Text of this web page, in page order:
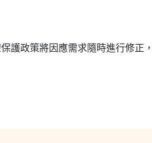
護政策將因應需求隨時進行修正